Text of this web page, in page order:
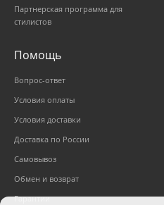
Партнерская программа для
стилистов
Помощь
Вопрос-ответ
Условия оплаты
Условия доставки
Доставка по России
Самовывоз
Обмен и возврат
Гарантии